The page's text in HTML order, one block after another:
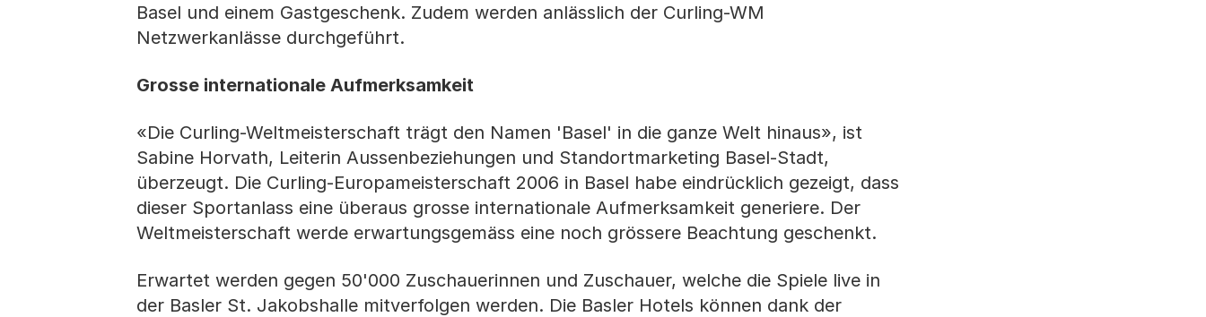
Basel und einem Gastgeschenk. Zudem werden anlässlich der Curling-WM
Netzwerkanlässe durchgeführt.
Grosse internationale Aufmerksamkeit
«Die Curling-Weltmeisterschaft trägt den Namen 'Basel' in die ganze Welt hinaus», ist
Sabine Horvath, Leiterin Aussenbeziehungen und Standortmarketing Basel-Stadt,
überzeugt. Die Curling-Europameisterschaft 2006 in Basel habe eindrücklich gezeigt, dass
dieser Sportanlass eine überaus grosse internationale Aufmerksamkeit generiere. Der
Weltmeisterschaft werde erwartungsgemäss eine noch grössere Beachtung geschenkt.
Erwartet werden gegen 50'000 Zuschauerinnen und Zuschauer, welche die Spiele live in
der Basler St. Jakobshalle mitverfolgen werden. Die Basler Hotels können dank der